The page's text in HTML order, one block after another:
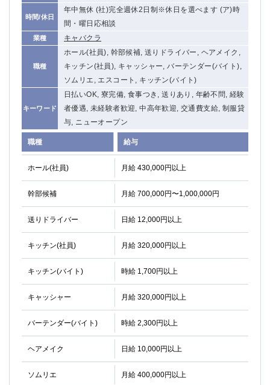
時間/休日
年中無休 (社)完全週休2日制※休日を選べます (ア)時
間・曜日応相談
業種 キャバクラ
職種
ホール(社員), 幹部候補, 送りドライバー, ヘアメイク,
キッチン(社員), キャッシャー, バーテンダー(バイト),
ソムリエ, エスコート, キッチン(バイト)
キーワード
日払いOK, 寮完備, 食事つき, 送りあり, 年齢不問, 経験
者優遇, 未経験者歓迎, 中高年歓迎, 交通費支給, 制服貸
与, ニューオープン
職種 給与
ホール(社員) 月給 430,000円以上
幹部候補 月給 700,000円〜1,000,000円
送りドライバー 日給 12,000円以上
キッチン(社員) 月給 320,000円以上
キッチン(バイト) 時給 1,700円以上
キャッシャー 月給 320,000円以上
バーテンダー(バイト) 時給 2,300円以上
ヘアメイク 日給 10,000円以上
ソムリエ 月給 400,000円以上
葛西
ひばりヶ丘（北口）
吉祥寺（南口／公園口） 小作・羽村・福生エリア
自由が丘
吉祥寺（北口／東口）
錦糸町南口
下北沢・経堂
金町（北口）
成増駅徒歩3分の好立地！①JR埼京線「赤羽駅」から徒歩2分 ②東
三軒茶屋（南口）
①歌舞伎町 ②新宿 ③西部新宿 ③東新宿
①歌舞伎町 ②新宿
蒲田(西口)
清瀬（南口）
①東武練馬 ②成増・板橋 ③大山 ②池袋
池袋東口
金町
大井町
大泉学園
下赤塚
竹ノ塚
三鷹
亀戸
水道橋
祖師ヶ谷大蔵
小岩
湯島
久米川
市川
西麻布